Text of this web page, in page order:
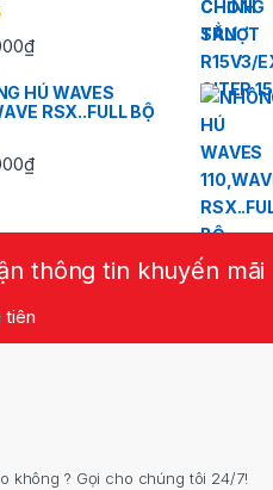
5
₫
HÚ WAVES
RSX..FULL BỘ
₫
thông tin khuyến mãi
tiên
không ? Gọi cho chúng tôi 24/7!